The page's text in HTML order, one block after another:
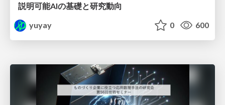
説明可能AIの基礎と研究動向
yuyay
0 600